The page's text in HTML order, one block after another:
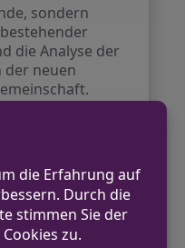
sondern
die Analyse der
der neuen
Deutschen
bis Ende
und
Perspektiven
Einbindung